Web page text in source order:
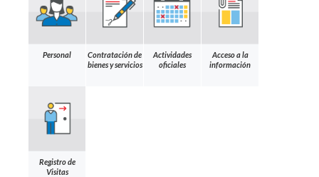
Personal
Contratación de
bienes y servicios
Actividades
oficiales
Acceso a la
información
Registro de
Visitas